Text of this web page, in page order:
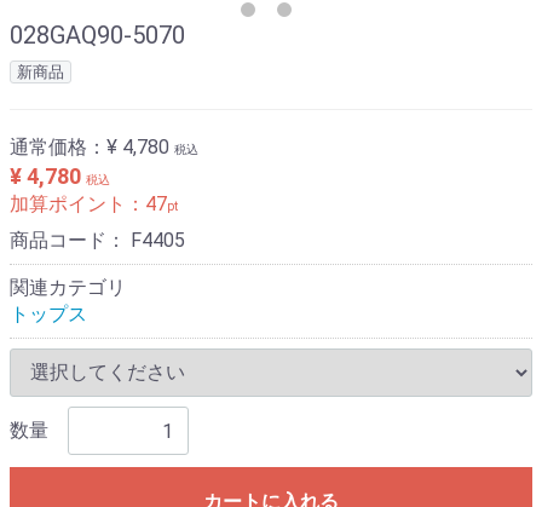
028GAQ90-5070
新商品
通常価格： ¥ 4,780 税込
¥ 4,780 税込
加算ポイント： 47pt
商品コード： F4405
関連カテゴリ
トップス
数量
カートに入れる